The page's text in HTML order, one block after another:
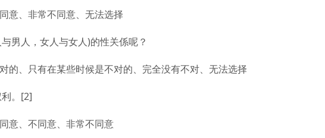
意、非常不同意、无法选择
男人，女人与女人)的性关係呢？
的、只有在某些时候是不对的、完全没有不对、无法选择
。[2]
意、不同意、非常不同意